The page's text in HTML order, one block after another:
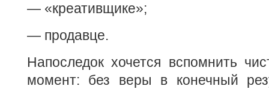
— «креативщике»;
— продавце.
Напоследок хочется вспомнить
момент: без веры в конечный